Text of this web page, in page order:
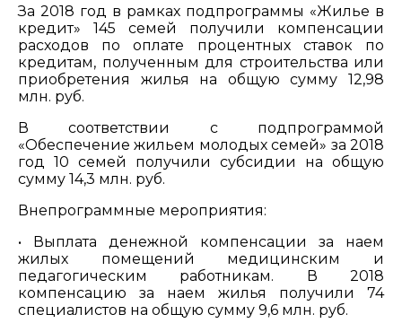
За 2018 год в рамках подпрограммы «Жилье в
кредит» 145 семей получили компенсации
расходов по оплате процентных ставок по
кредитам, полученным для строительства или
приобретения жилья на общую сумму 12,98
млн. руб.
В соответствии с подпрограммой
«Обеспечение жильем молодых семей» за 2018
год 10 семей получили субсидии на общую
сумму 14,3 млн. руб.
Внепрограммные мероприятия:
• Выплата денежной компенсации за наем
жилых помещений медицинским и
педагогическим работникам. В 2018
компенсацию за наем жилья получили 74
специалистов на общую сумму 9,6 млн. руб.